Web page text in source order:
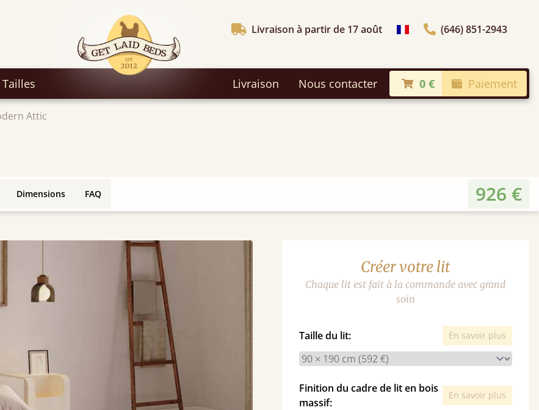
Livraison à partir de 17 août Choisir le pays(646) 851-2943
Tailles Livraison Nous contacter 0 € Paiement
Attic
Dimensions FAQ 926 €
Créer votre lit
Chaque lit est fait à la commande avec grand
soin
Taille du lit: En savoir plus
Finition du cadre de lit en bois
massif:
En savoir plus